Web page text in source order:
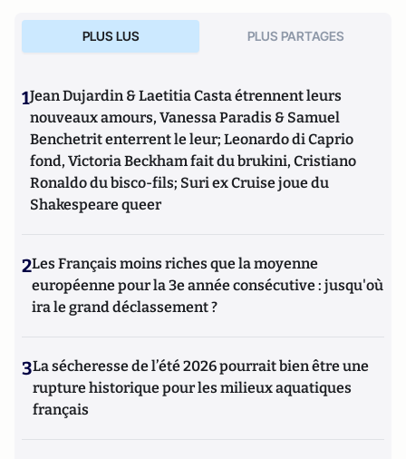
PLUS LUS PLUS PARTAGES
1Jean Dujardin & Laetitia Casta étrennent leurs
nouveaux amours, Vanessa Paradis & Samuel
Benchetrit enterrent le leur; Leonardo di Caprio
fond, Victoria Beckham fait du brukini, Cristiano
Ronaldo du bisco-fils; Suri ex Cruise joue du
Shakespeare queer
2Les Français moins riches que la moyenne
européenne pour la 3e année consécutive : jusqu'où
ira le grand déclassement ?
3La sécheresse de l’été 2026 pourrait bien être une
rupture historique pour les milieux aquatiques
français